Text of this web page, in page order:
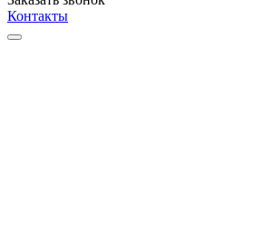
Контакты